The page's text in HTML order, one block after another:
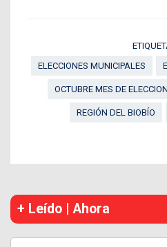
ELECCIONES MUNICIPALES
OCTUBRE MES DE
REGIÓN DEL BIOBÍO
+ Leído | Ahora